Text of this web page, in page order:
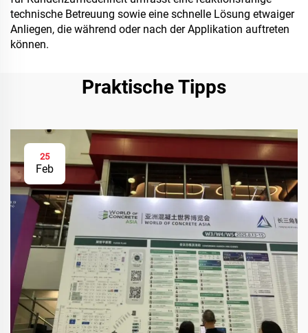
technische Betreuung sowie eine schnelle Lösung etwaiger
Anliegen, die während oder nach der Applikation auftreten
können.
Praktische Tipps
25
Feb